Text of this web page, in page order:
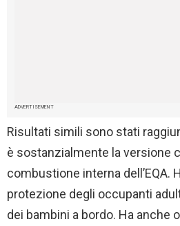
ADVERTISEMENT
Risultati simili sono stati
è sostanzialmente la versione
combustione interna dell’EQA.
protezione degli occupanti
dei bambini a bordo. Ha anche